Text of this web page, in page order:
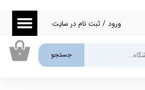
جستجو
ورود / ثبت نام در سایت
۰